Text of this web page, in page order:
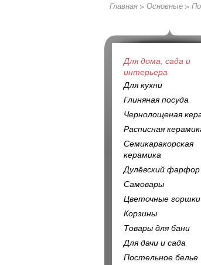
Главная > Основные >
Для дома, сада и
интерьера
Для кухни
Глиняная посуда
Чернолощеная
Расписная
Семикаракорская
керамика
Дулёвский фарфор
Самовары
Цветочные горшки
Корзины
Товары для бани
Для дачи и сада
Постельное белье